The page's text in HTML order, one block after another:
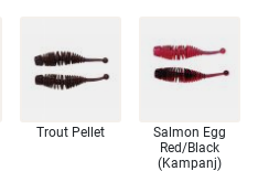
Trout Pellet
Salmon Egg
Red/Black
(Kampanj)